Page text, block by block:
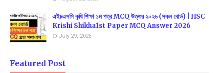
এইচএসসি কৃষি শিক্ষা ১ম পত্র MCQ উত্তর ২০২৬ (সকল বোর্ড) | HSC
Krishi Shikha1st Paper MCQ Answer 2026
July 29, 2026
Featured Post